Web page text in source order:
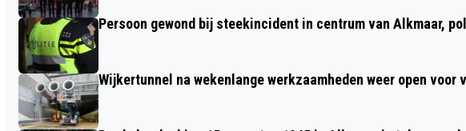
DRUKKERIJ
Persoon gewond bij steekincident in centrum van Alkmaar,
Wijkertunnel na wekenlange werkzaamheden weer open voor